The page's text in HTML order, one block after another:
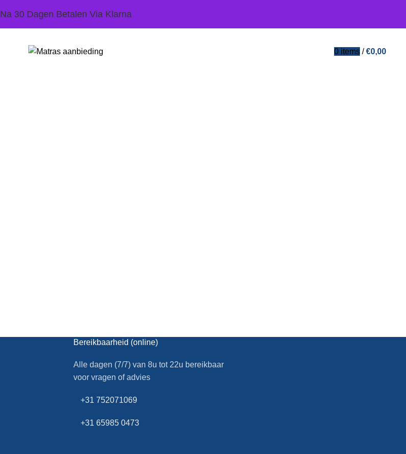
Na 30 Dagen Betalen Via Klarna
0 items / €0,00
Bereikbaarheid (online)
Alle dagen (7/7) van 8u tot 22u bereikbaar
voor vragen of advies
+31 752071069
+31 65985 0473